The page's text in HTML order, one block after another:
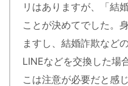
リはありますが、「結
ことが決めてでした。
ますし、結婚詐欺など
LINEなどを交換した場
こは注意が必要だと感じ